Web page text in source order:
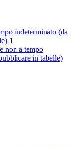
indeterminato (da
1
non a tempo
in tabelle)